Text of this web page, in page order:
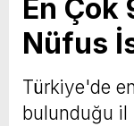
En Çok
Nüfus
Türkiye'de
bulunduğu il